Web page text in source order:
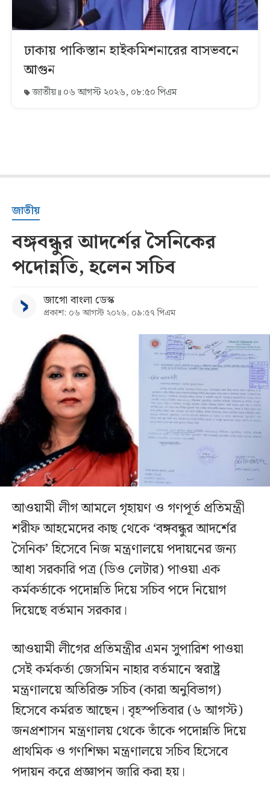
ঢাকায় পাকিস্তান হাইকমিশনারের বাসভবনে
আগুন
জাতীয় ০৬ আগস্ট ২০২৬, ০৮:৫০ পিএম
জাতীয়
বঙ্গবন্ধুর আদর্শের সৈনিকের
পদোন্নতি, হলেন সচিব
জাগো বাংলা ডেস্ক
প্রকাশ: ০৬ আগস্ট ২০২৬, ০৯:৫৭ পিএম
আওয়ামী লীগ আমলে গৃহায়ণ ও গণপূর্ত প্রতিমন্ত্রী
শরীফ আহমেদের কাছ থেকে ‘বঙ্গবন্ধুর আদর্শের
সৈনিক’ হিসেবে নিজ মন্ত্রণালয়ে পদায়নের জন্য
আধা সরকারি পত্র (ডিও লেটার) পাওয়া এক
কর্মকর্তাকে পদোন্নতি দিয়ে সচিব পদে নিয়োগ
দিয়েছে বর্তমান সরকার।
আওয়ামী লীগের প্রতিমন্ত্রীর এমন সুপারিশ পাওয়া
সেই কর্মকর্তা জেসমিন নাহার বর্তমানে স্বরাষ্ট্র
মন্ত্রণালয়ে অতিরিক্ত সচিব (কারা অনুবিভাগ)
হিসেবে কর্মরত আছেন। বৃহস্পতিবার (৬ আগস্ট)
জনপ্রশাসন মন্ত্রণালয় থেকে তাঁকে পদোন্নতি দিয়ে
প্রাথমিক ও গণশিক্ষা মন্ত্রণালয়ে সচিব হিসেবে
পদায়ন করে প্রজ্ঞাপন জারি করা হয়।